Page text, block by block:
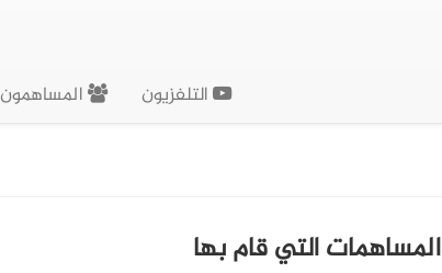
التلفزيون المساهمون
المساهمات التي قام بها